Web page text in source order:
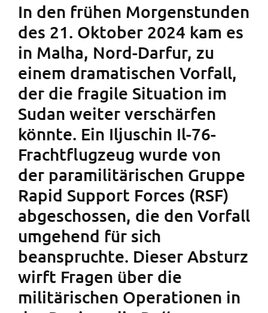
In den frühen Morgenstunden
des 21. Oktober 2024 kam es
in Malha, Nord-Darfur, zu
einem dramatischen Vorfall,
der die fragile Situation im
Sudan weiter verschärfen
könnte. Ein Iljuschin Il-76-
Frachtflugzeug wurde von
der paramilitärischen Gruppe
Rapid Support Forces (RSF)
abgeschossen, die den Vorfall
umgehend für sich
beanspruchte. Dieser Absturz
wirft Fragen über die
militärischen Operationen in